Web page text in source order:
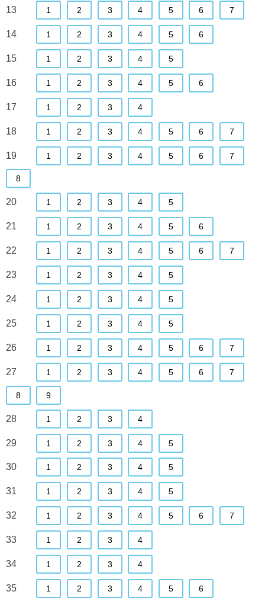
13 1 2 3 4 5 6 7
14 1 2 3 4 5 6
15 1 2 3 4 5
16 1 2 3 4 5 6
17 1 2 3 4
18 1 2 3 4 5 6 7
19 1 2 3 4 5 6 7
8
20 1 2 3 4 5
21 1 2 3 4 5 6
22 1 2 3 4 5 6 7
23 1 2 3 4 5
24 1 2 3 4 5
25 1 2 3 4 5
26 1 2 3 4 5 6 7
27 1 2 3 4 5 6 7
8 9
28 1 2 3 4
29 1 2 3 4 5
30 1 2 3 4 5
31 1 2 3 4 5
32 1 2 3 4 5 6 7
33 1 2 3 4
34 1 2 3 4
35 1 2 3 4 5 6